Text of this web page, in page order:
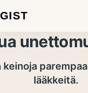
lääkkeitä.